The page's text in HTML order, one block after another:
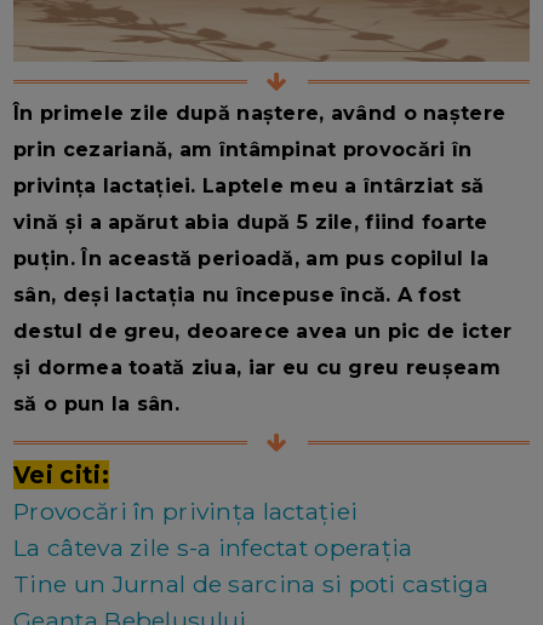
În primele zile după naștere, având o naștere
prin cezariană, am întâmpinat provocări în
privința lactației. Laptele meu a întârziat să
vină și a apărut abia după 5 zile, fiind foarte
puțin. În această perioadă, am pus copilul la
sân, deși lactația nu începuse încă. A fost
destul de greu, deoarece avea un pic de icter
și dormea toată ziua, iar eu cu greu reușeam
să o pun la sân.
Vei citi:
Provocări în privința lactației
La câteva zile s-a infectat operația
Tine un Jurnal de sarcina si poti castiga